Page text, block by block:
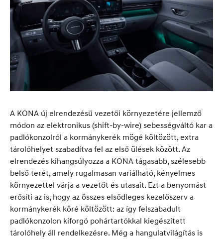
A KONA új elrendezésű vezetői környezetére jellemző
módon az elektronikus (shift-by-wire) sebességváltó kar a
padlókonzolról a kormánykerék mögé költözött, extra
tárolóhelyet szabadítva fel az első ülések között. Az
elrendezés kihangsúlyozza a KONA tágasabb, szélesebb
belső terét, amely rugalmasan variálható, kényelmes
környezettel várja a vezetőt és utasait. Ezt a benyomást
erősíti az is, hogy az összes elsődleges kezelőszerv a
kormánykerék köré költözött: az így felszabadult
padlókonzolon kiforgó pohártartókkal kiegészített
tárolóhely áll rendelkezésre. Még a hangulatvilágítás is